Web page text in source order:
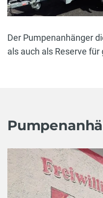
Der Pumpenanhänger
als auch als Reserve